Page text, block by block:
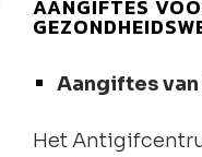
AANGIFTES
Aangiftes
Het